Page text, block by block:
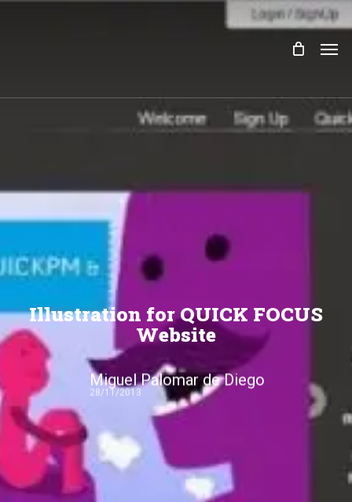
Illustration for QUICK FOCUS
Website
Miguel Palomar de Diego
28/11/2013